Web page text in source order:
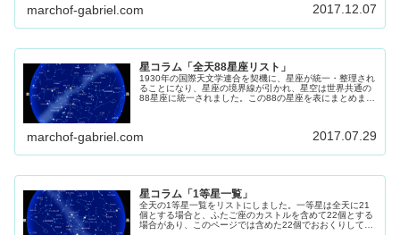
marchof-gabriel.com 2017.12.07
星コラム「全天88星座リスト」
1930年の国際天文学連合を契機に、星座が統一・整理され
ることになり、星座の境界線が引かれ、星空は世界共通の
88星座に統一されました。この88の星座を表にまとめまし
marchof-gabriel.com 2017.07.29
星コラム「1等星一覧」
全天の1等星一覧をリストにしました。一等星は全天に21
個とする場合と、ふたご座のカストルを含めて22個とする
場合があり、このページでは含めた22個でおおくりしてま